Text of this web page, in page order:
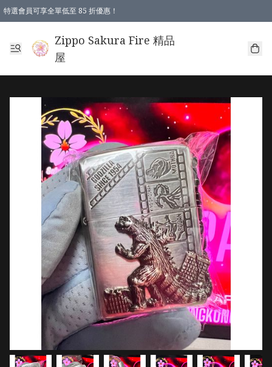
特選會員可享全單低至 85 折優惠！
Zippo Sakura Fire 精品
屋